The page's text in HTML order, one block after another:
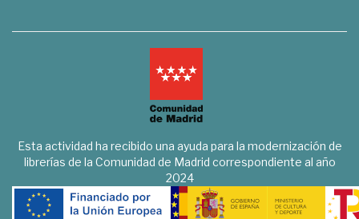
Esta actividad ha recibido una ayuda para la modernización de
librerías de la Comunidad de Madrid correspondiente al año
2024